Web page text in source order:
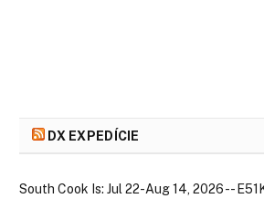
DX EXPEDÍCIE
South Cook Is: Jul 22-Aug 14, 2026 --